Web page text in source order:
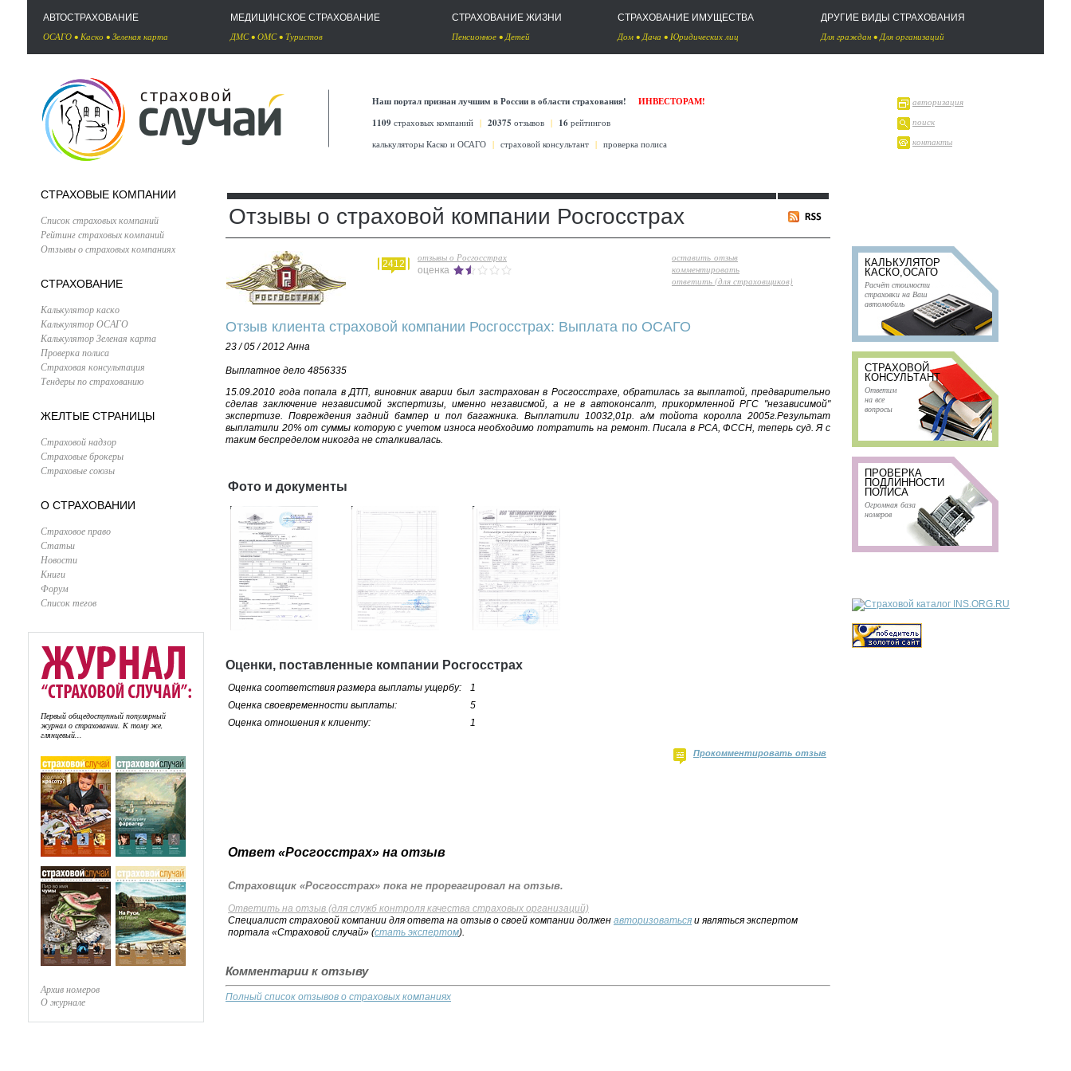
АВТОСТРАХОВАНИЕ
ОСАГО • Каско • Зеленая карта
МЕДИЦИНСКОЕ СТРАХОВАНИЕ
ДМС• ОМС• Туристов
СТРАХОВАНИЕ ЖИЗНИ
Пенсионное •Детей
СТРАХОВАНИЕ ИМУЩЕСТВА
Дом •Дача • Юридических лиц
ДРУГИЕ ВИДЫ СТРАХОВАНИЯ
Для граждан •Для организаций
Наш портал признан лучшим в России в области страхования!
ИНВЕСТОРАМ!
1109 страховых компаний | 20375 отзывов | 16 рейтингов
калькуляторы Каско и ОСАГО | страховой консультант | проверка полиса
авторизация
поиск
контакты
СТРАХОВЫЕ КОМПАНИИ
Список страховых компаний
Рейтинг страховых компаний
Отзывы о страховых компаниях
СТРАХОВАНИЕ
Калькулятор каско
Калькулятор ОСАГО
Калькулятор Зеленая карта
Проверка полиса
Страховая консультация
Тендеры по страхованию
ЖЕЛТЫЕ СТРАНИЦЫ
Страховой надзор
Страховые брокеры
Страховые союзы
О СТРАХОВАНИИ
Страховое право
Статьи
Новости
Книги
Форум
Список тегов
Первый общедоступный популярный
журнал о страховании. К тому же,
глянцевый...
Архив номеров
О журнале
Отзывы о страховой компании Росгосстрах
2412
отзывы о Росгосстрах
оценка
оставить отзыв
комментировать
ответить (для страховщиков)
Отзыв клиента страховой компании Росгосстрах: Выплата по ОСАГО
23 / 05 / 2012Анна
Выплатное дело 4856335
15.09.2010 года попала в ДТП, виновник аварии был застрахован в Росгосстрахе, обратилась за выплатой, предварительно
сделав заключение независимой экспертизы, именно независмой, а не в автоконсалт, прикормленной РГС "независимой"
экспертизе. Повреждения задний бампер и пол багажника. Выплатили 10032,01р. а/м тойота королла 2005г.Результат
выплатили 20% от суммы которую с учетом износа необходимо потратить на ремонт. Писала в РСА, ФССН, теперь суд. Я с
таким беспределом никогда не сталкивалась.
Фото и документы
Оценки, поставленные компании Росгосстрах
Оценка соответствия размера выплаты ущербу:
1
Оценка своевременности выплаты:
5
Оценка отношения к клиенту:
1
Прокомментировать отзыв
Ответ «Росгосстрах» на отзыв
Страховщик «Росгосстрах» пока не прореагировал на отзыв.
Ответить на отзыв (для служб контроля качества страховых организаций)
Специалист страховой компании для ответа на отзыв о своей компании должен авторизоваться и являться экспертом
портала «Страховой случай» (стать экспертом).
Комментарии к отзыву
Полный список отзывов о страховых компаниях
КАЛЬКУЛЯТОР
КАСКО,ОСАГО
Расчёт стоимости
страховки на Ваш
автомобиль
СТРАХОВОЙ
КОНСУЛЬТАНТ
Ответим
на все
вопросы
ПРОВЕРКА
ПОДЛИННОСТИ
ПОЛИСА
Огромная база
номеров